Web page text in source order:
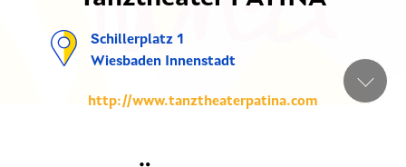
Schillerplatz 1
Wiesbaden Innenstadt
http://www.tanztheaterpatina.com